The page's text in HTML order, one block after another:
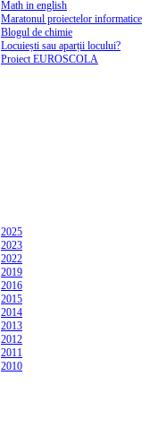
Math in english
Maratonul proiectelor informatice
Blogul de chimie
Locuiești sau aparții locului?
Proiect EUROSCOLA
2025
2023
2022
2019
2016
2015
2014
2013
2012
2011
2010